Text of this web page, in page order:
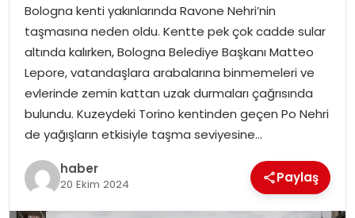
MAGAZIN
OTOMOBIL
TEKNOLOJI
Bologna kenti yakınlarında Ravone Nehri’nin
taşmasına neden oldu. Kentte pek çok cadde sular
altında kalırken, Bologna Belediye Başkanı Matteo
Lepore, vatandaşlara arabalarına binmemeleri ve
evlerinde zemin kattan uzak durmaları çağrısında
bulundu. Kuzeydeki Torino kentinden geçen Po Nehri
de yağışların etkisiyle taşma seviyesine…
haber
20 Ekim 2024 Paylaş